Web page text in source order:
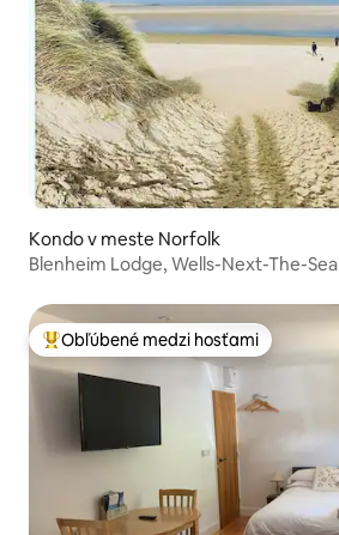
Kondo v meste Norfolk
Blenheim Lodge, Wells-Next-The-Sea
Najobľúbenejšie medzi hosťami
Obľúbené medzi hosťami